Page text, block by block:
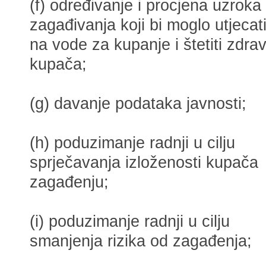
(f) određivanje i procjena uzroka
zagađivanja koji bi moglo utjecati
na vode za kupanje i štetiti
kupača;
(g) davanje podataka javnosti;
(h) poduzimanje radnji u cilju
sprječavanja izloženosti kupača
zagađenju;
(i) poduzimanje radnji u cilju
smanjenja rizika od zagađenja;